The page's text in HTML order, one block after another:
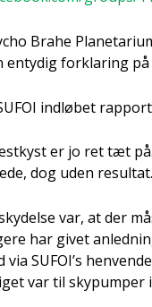
Bra­he
enty­dig for­kla­ring
ind­lø­bet
er jo ret tæt
dog uden resul­tat.
var, at der
har givet
via SUFOI’s
var til sky­pum­per